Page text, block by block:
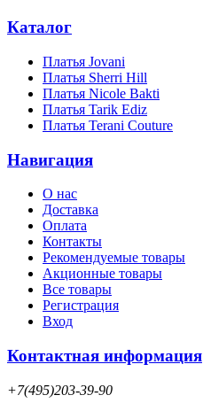
Каталог
Платья Jovani
Платья Sherri Hill
Платья Nicole Bakti
Платья Tarik Ediz
Платья Terani Couture
Навигация
О нас
Доставка
Оплата
Контакты
Рекомендуемые товары
Акционные товары
Все товары
Регистрация
Вход
Контактная информация
+7(495)203-39-90